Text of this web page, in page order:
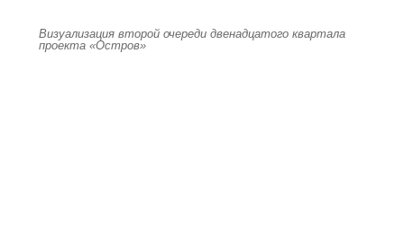
Визуализация второй очереди двенадцатого квартала
проекта «Остров»